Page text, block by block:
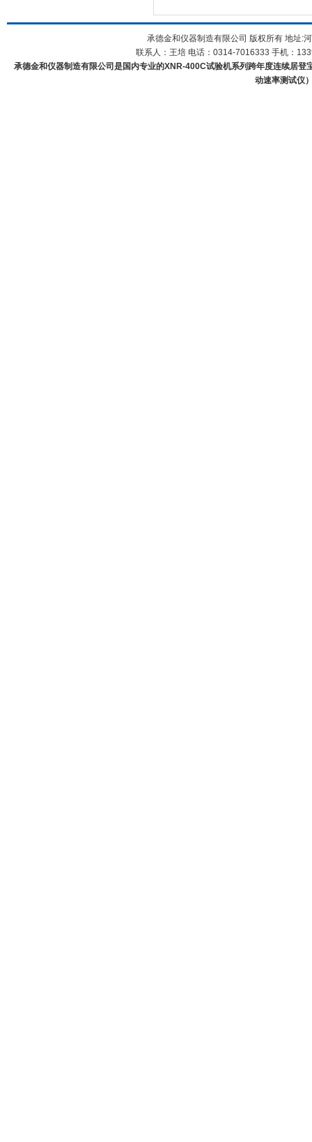
承德金和仪器制造有限公司 版权所有 地址:
联系人：王培 电话：0314-7016333 手机：
承德金和仪器制造有限公司是国内专业的XNR-400C试验机系列跨年度连续居
动速率测试仪